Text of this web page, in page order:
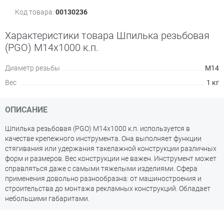
Код товара: 00130236
Характеристики товара Шпилька резьбовая
(PGO) М14х1000 к.п.
Диаметр резьбы
М14
Вес
1 кг
ОПИСАНИЕ
Шпилька резьбовая (PGO) М14х1000 к.п. используется в
качестве крепежного инструмента. Она выполняет функции
стягивания или удержания такелажной конструкции различных
форм и размеров. Вес конструкции не важен. Инструмент может
справляться даже с самыми тяжелыми изделиями. Сфера
применения довольно разнообразна: от машиностроения и
строительства до монтажа рекламных конструкций. Обладает
небольшими габаритами.